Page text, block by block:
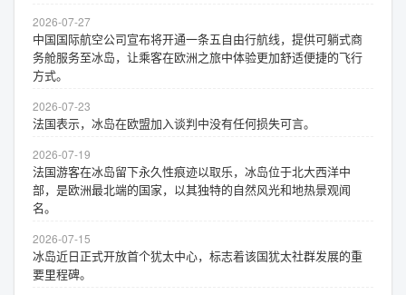
2026-07-27
中国国际航空公司宣布将开通一条五自由行航线，提供可躺式商
务舱服务至冰岛，让乘客在欧洲之旅中体验更加舒适便捷的飞行
方式。
2026-07-23
法国表示，冰岛在欧盟加入谈判中没有任何损失可言。
2026-07-19
法国游客在冰岛留下永久性痕迹以取乐，冰岛位于北大西洋中
部，是欧洲最北端的国家，以其独特的自然风光和地热景观闻
名。
2026-07-15
冰岛近日正式开放首个犹太中心，标志着该国犹太社群发展的重
要里程碑。